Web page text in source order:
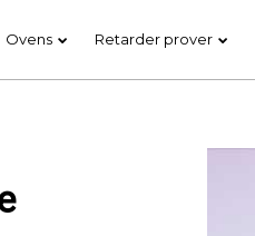
Ovens Retarder prover